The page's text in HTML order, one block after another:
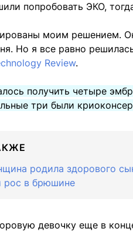
попробовать ЭКО,
моим решением.
Но я все равно
Review.
получить четыре
три были
родила здорового
рос в брюшине
девочку еще в